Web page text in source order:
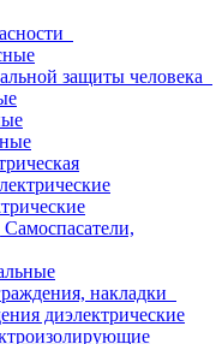
защиты человека
накладки
диэлектрические